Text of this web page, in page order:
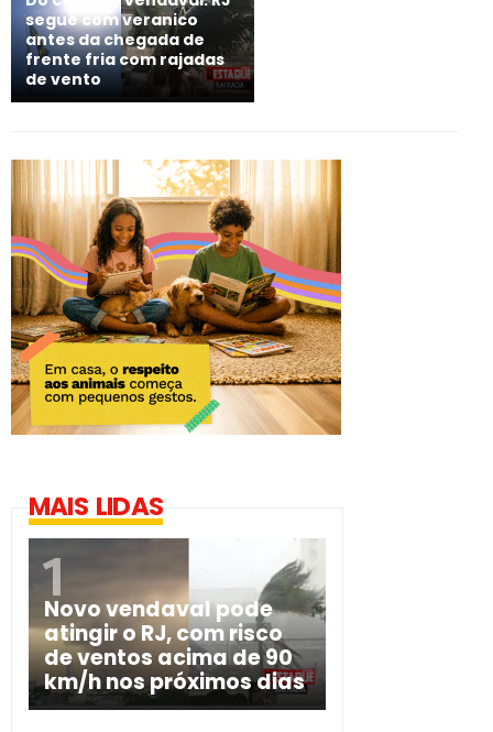
segue com veranico
antes da chegada de
frente fria com rajadas
de vento
MAIS LIDAS
Novo vendaval pode
atingir o RJ, com risco
de ventos acima de 90
km/h nos próximos dias